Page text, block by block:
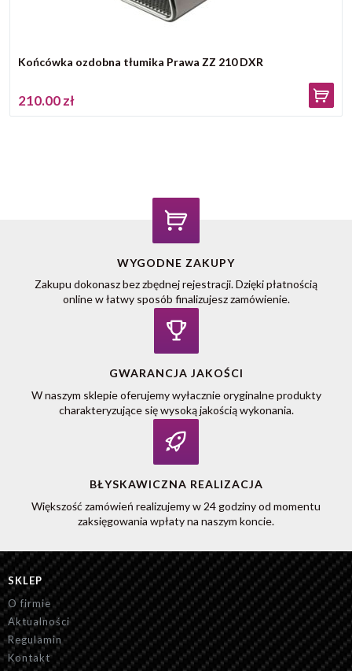
Końcówka ozdobna tłumika Prawa ZZ 210 DXR
210.00 zł
WYGODNE ZAKUPY
Zakupu dokonasz bez zbędnej rejestracji. Dzięki płatnością
online w łatwy sposób finalizujesz zamówienie.
GWARANCJA JAKOŚCI
W naszym sklepie oferujemy wyłacznie oryginalne produkty
charakteryzujące się wysoką jakością wykonania.
BŁYSKAWICZNA REALIZACJA
Większość zamówień realizujemy w 24 godziny od momentu
zaksięgowania wpłaty na naszym koncie.
SKLEP
O firmie
Aktualności
Regulamin
Kontakt